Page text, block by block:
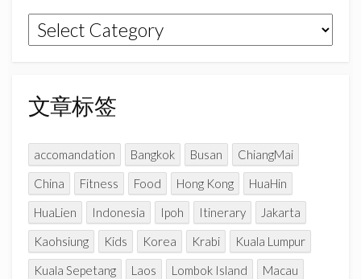
k
a
m
C
h
n
文
章
类
文章标签
accomandation Bangkok Busan
ChiangMai
China
Fitness Food Hong Kong
HuaHin
HuaLien
Indonesia Ipoh Itinerary
Jakarta
Kaohsiung
Kids Korea Krabi
Kuala Lumpur
Kuala Sepetang
Laos Lombok Island
Macau